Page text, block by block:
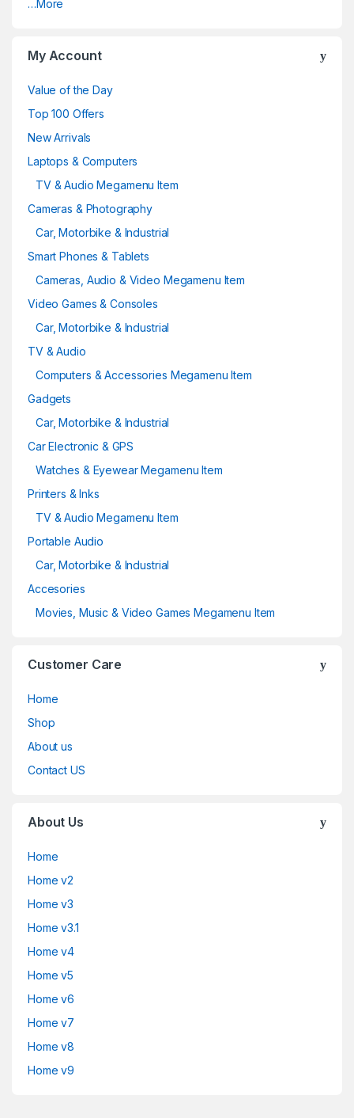
…More
My Account
Value of the Day
Top 100 Offers
New Arrivals
Laptops & Computers
TV & Audio Megamenu Item
Cameras & Photography
Car, Motorbike & Industrial
Smart Phones & Tablets
Cameras, Audio & Video Megamenu Item
Video Games & Consoles
Car, Motorbike & Industrial
TV & Audio
Computers & Accessories Megamenu Item
Gadgets
Car, Motorbike & Industrial
Car Electronic & GPS
Watches & Eyewear Megamenu Item
Printers & Inks
TV & Audio Megamenu Item
Portable Audio
Car, Motorbike & Industrial
Accesories
Movies, Music & Video Games Megamenu Item
Customer Care
Home
Shop
About us
Contact US
About Us
Home
Home v2
Home v3
Home v3.1
Home v4
Home v5
Home v6
Home v7
Home v8
Home v9